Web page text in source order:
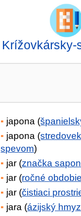
Krížovkársky-
japona (
japona (
spevom)
jar (značka
jar (ročné
jar (čistiaci
jara (ázijský